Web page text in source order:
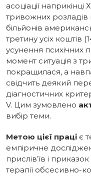
асоціації наприкінці
тривожних розладів
більйонів
третину усіх коштів
усунення психічних
момент ситуація з
покращилася, а
свідчить деякий
діагностичних
V. Цим зумовлено
вибір теми.
Метою цієї праці є
емпіричне
прислів’їв і
терапії обсесивно-